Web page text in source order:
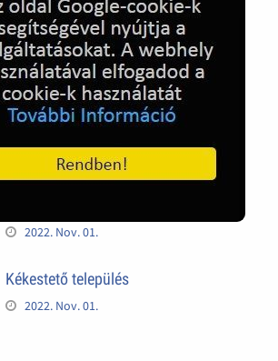
2022. Nov. 01.
Sándorfalva, Nádastó
2022. Nov. 01.
Hóban gyakran gazdag télen a
2022. Nov. 01.
Kékestető település
2022. Nov. 01.